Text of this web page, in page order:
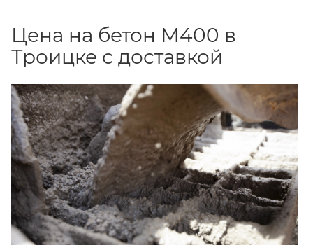
Цена на бетон М400 в
Троицке с доставкой